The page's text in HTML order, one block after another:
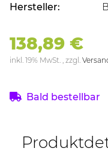
Hersteller:
138,89 €
inkl. 19% MwSt. , zzgl.
Bald bestellbar